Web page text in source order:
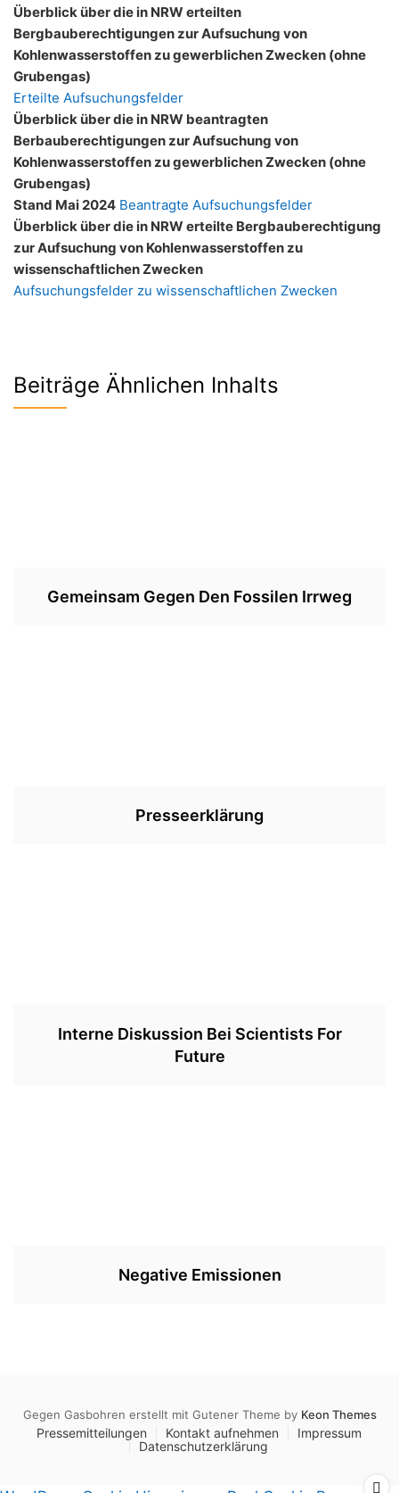
Überblick über die in NRW erteilten
Bergbauberechtigungen zur Aufsuchung von
Kohlenwasserstoffen zu gewerblichen Zwecken (ohne
Grubengas)
Erteilte Aufsuchungsfelder
Überblick über die in NRW beantragten
Berbauberechtigungen zur Aufsuchung von
Kohlenwasserstoffen zu gewerblichen Zwecken (ohne
Grubengas)
Stand Mai 2024 Beantragte Aufsuchungsfelder
Überblick über die in NRW erteilte Bergbauberechtigung
zur Aufsuchung von Kohlenwasserstoffen zu
wissenschaftlichen Zwecken
Aufsuchungsfelder zu wissenschaftlichen Zwecken
Beiträge Ähnlichen Inhalts
Gemeinsam Gegen Den Fossilen Irrweg
Presseerklärung
Interne Diskussion Bei Scientists For
Future
Negative Emissionen
Gegen Gasbohren erstellt mit Gutener Theme by Keon Themes
Pressemitteilungen Kontakt aufnehmen
Impressum
Datenschutzerklärung